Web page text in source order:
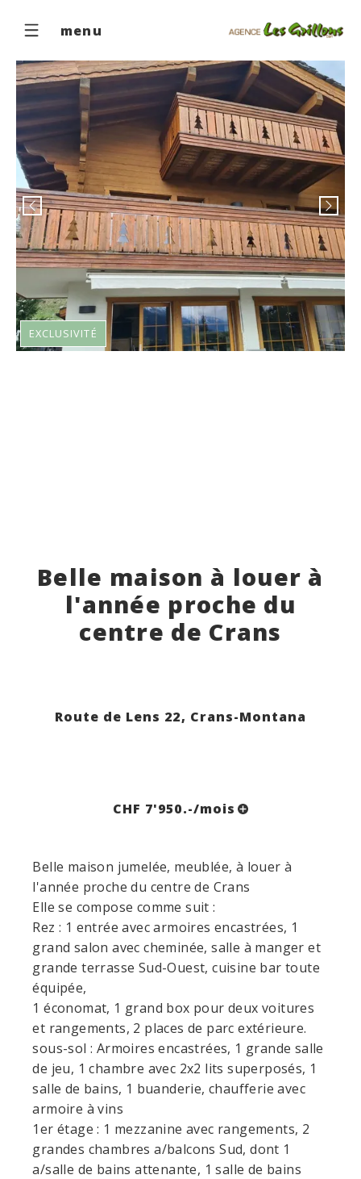
menu
EXCLUSIVITÉ
Belle maison à louer à
l'année proche du
centre de Crans
Route de Lens 22, Crans-Montana
CHF 7'950.-/mois
Belle maison jumelée, meublée, à louer à
l'année proche du centre de Crans
Elle se compose comme suit :
Rez : 1 entrée avec armoires encastrées, 1
grand salon avec cheminée, salle à manger et
grande terrasse Sud-Ouest, cuisine bar toute
équipée,
1 économat, 1 grand box pour deux voitures
et rangements, 2 places de parc extérieure.
sous-sol : Armoires encastrées, 1 grande salle
de jeu, 1 chambre avec 2x2 lits superposés, 1
salle de bains, 1 buanderie, chaufferie avec
armoire à vins
1er étage : 1 mezzanine avec rangements, 2
grandes chambres a/balcons Sud, dont 1
a/salle de bains attenante, 1 salle de bains